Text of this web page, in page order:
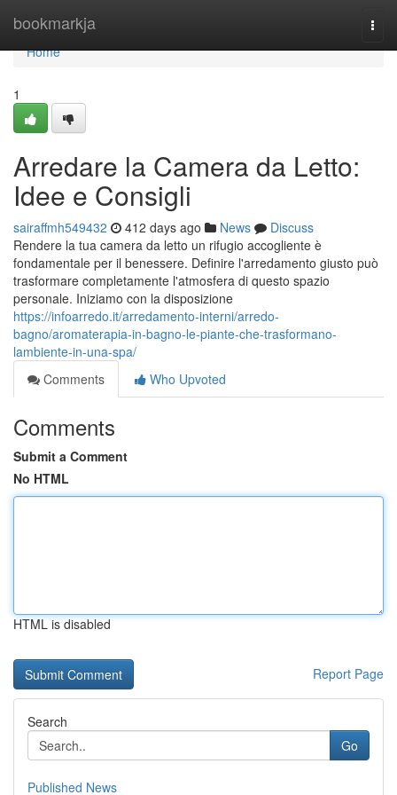
bookmarkja
Home
Home
1
Arredare la Camera da Letto:
Idee e Consigli
sairaffmh549432 412 days ago News
Discuss
Rendere la tua camera da letto un rifugio accogliente è
fondamentale per il benessere. Definire l'arredamento giusto può
trasformare completamente l'atmosfera di questo spazio
personale. Iniziamo con la disposizione
https://infoarredo.it/arredamento-interni/arredo-
bagno/aromaterapia-in-bagno-le-piante-che-trasformano-
lambiente-in-una-spa/
Comments
Who Upvoted
Comments
Submit a Comment
No HTML
HTML is disabled
Report Page
Search
Go
Published News